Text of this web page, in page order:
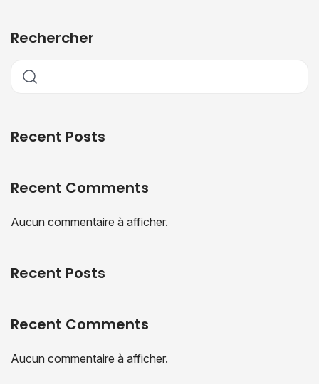
Rechercher
Recent Posts
Recent Comments
Aucun commentaire à afficher.
Recent Posts
Recent Comments
Aucun commentaire à afficher.